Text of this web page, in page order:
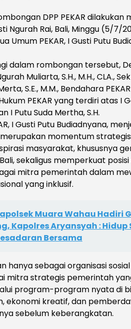
DPP PEKAR dilakukan
Ngurah Rai, Bali, Minggu (5/7/
Umum PEKAR, I Gusti Putu
dalam rombongan tersebut,
Muliarta, S.H., M.H., CLA.,
S.E., M.M., Bendahara
PEKAR yang terdiri atas I
I Putu Suda Mertha, S.H.
I Gusti Putu Budiadnyana,
momentum
masyarakat, khususnya
sekaligus memperkuat
mitra pemerintah dalam
yang inklusif.
Muara Wahau Hadiri
Kapolres Aryansyah : Hidup
Bersama
hanya sebagai organisasi
mitra strategis pemerintah
program-program nyata di
ekonomi kreatif, dan
sebelum keberangkatan.